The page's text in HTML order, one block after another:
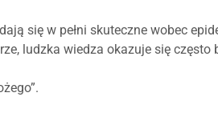
się w pełni skuteczne wobec
ludzka wiedza okazuje się często